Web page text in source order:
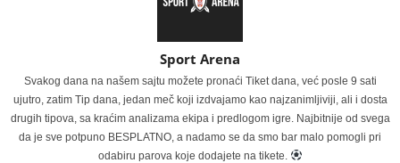
Sport Arena
Svakog dana na našem sajtu možete pronaći Tiket dana, već posle 9 sati
ujutro, zatim Tip dana, jedan meč koji izdvajamo kao najzanimljiviji, ali i dosta
drugih tipova, sa kraćim analizama ekipa i predlogom igre. Najbitnije od svega
da je sve potpuno BESPLATNO, a nadamo se da smo bar malo pomogli pri
odabiru parova koje dodajete na tikete.